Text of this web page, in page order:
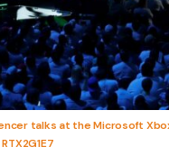
talks at the Microsoft